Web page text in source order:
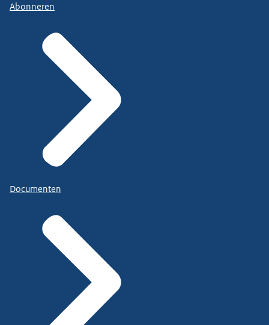
Abonneren
Documenten